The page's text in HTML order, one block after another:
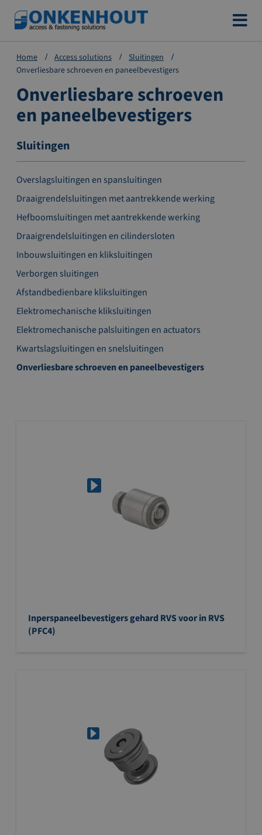
Ga
naar
de
inhoud
Home Access solutions
Sluitingen
Onverliesbare schroeven en paneelbevestigers
Onverliesbare schroeven
en paneelbevestigers
Inperspaneelbevestigers gehard RVS voor in RVS
(PFC4)
Sluitingen
Overslagsluitingen en spansluitingen
Draaigrendelsluitingen met aantrekkende werking
Hefboomsluitingen met aantrekkende werking
Draaigrendelsluitingen en cilindersloten
Inbouwsluitingen en kliksluitingen
Verborgen sluitingen
Afstandbedienbare kliksluitingen
Elektromechanische kliksluitingen
Elektromechanische palsluitingen en actuators
Kwartslagsluitingen en snelsluitingen
Onverliesbare schroeven en paneelbevestigers